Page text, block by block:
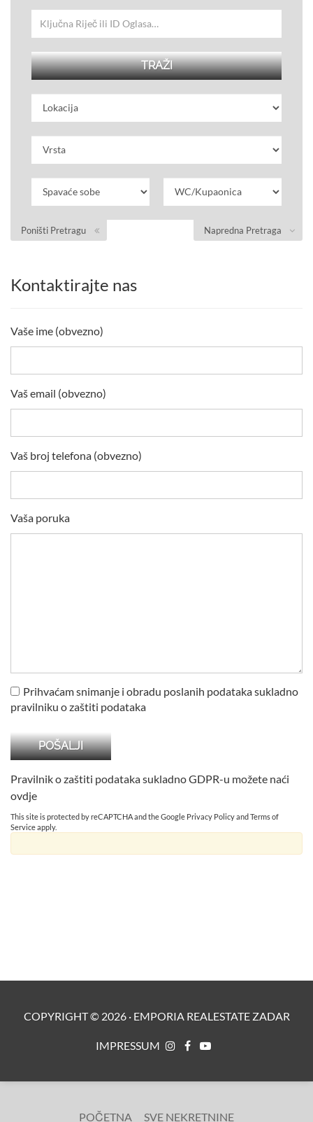
Napredna Pretraga
Poništi Pretragu
Kontaktirajte nas
Vaše ime (obvezno)
Vaš email (obvezno)
Vaš broj telefona (obvezno)
Vaša poruka
Prihvaćam snimanje i obradu poslanih podataka sukladno
pravilniku o zaštiti podataka
Pravilnik o zaštiti podataka sukladno GDPR-u možete naći
ovdje
This site is protected by reCAPTCHA and the Google Privacy PolicyandTerms of
Serviceapply.
COPYRIGHT © 2026· EMPORIA REALESTATE ZADAR
IMPRESSUM
POČETNA SVE NEKRETNINE